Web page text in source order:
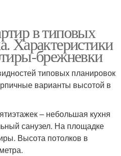
в типовых
Характеристики
брежневки
типовых планировок
варианты высотой в
– небольшая кухня
санузел. На площадке
Высота потолков в